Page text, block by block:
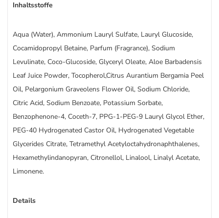
Inhaltsstoffe
Aqua (Water), Ammonium Lauryl Sulfate, Lauryl Glucoside,
Cocamidopropyl Betaine, Parfum (Fragrance), Sodium
Levulinate, Coco-Glucoside, Glyceryl Oleate, Aloe Barbadensis
Leaf Juice Powder, Tocopherol,Citrus Aurantium Bergamia Peel
Oil, Pelargonium Graveolens Flower Oil, Sodium Chloride,
Citric Acid, Sodium Benzoate, Potassium Sorbate,
Benzophenone-4, Coceth-7, PPG-1-PEG-9 Lauryl Glycol Ether,
PEG-40 Hydrogenated Castor Oil, Hydrogenated Vegetable
Glycerides Citrate, Tetramethyl Acetyloctahydronaphthalenes,
Hexamethylindanopyran, Citronellol, Linalool, Linalyl Acetate,
Limonene.
Details